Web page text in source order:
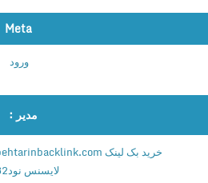
ر
ا
ق
ب
ر
Meta
مدیر :
خرید بک لینک behtarinbacklink.com
لایسنس نود32